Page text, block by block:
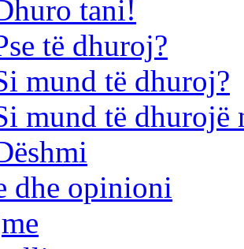
tani!
të dhuroj?
mund të dhuroj?
mund të dhurojë
dhe opinioni